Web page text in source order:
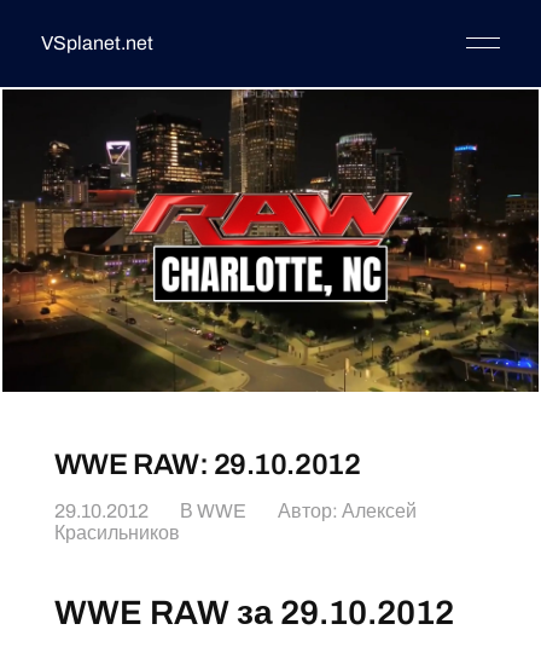
VSplanet.net
WWE RAW: 29.10.2012
29.10.2012 В WWE Автор: Алексей
Красильников
WWE RAW за 29.10.2012